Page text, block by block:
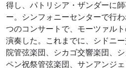
得し、パトリシア・ザンダーに
ー。シンフォニーセンターで行
つのコンサートで、モーツァル
演奏した。これまでに、シドニ
院管弦楽団、シカゴ交響楽団、
ペン祝祭管弦楽団、サンアンジ